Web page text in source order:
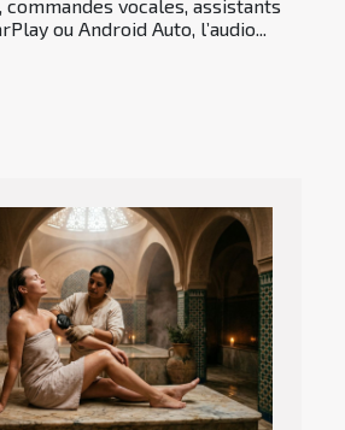
commandes vocales, assistants
ou Android Auto, l’audio...